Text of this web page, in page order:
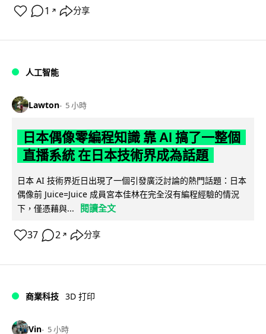
1 ↗ 分享
人工智能
Lawton 5 小時
日本偶像零編程知識 靠 AI 搞了一整個
直播系統 在日本技術界成為話題
日本 AI 技術界近日出現了一個引發廣泛討論的熱門話題：日本
偶像前 Juice=Juice 成員宮本佳林在完全沒有編程經驗的情況
下，僅憑藉與...
閱讀全文
37 2 ↗ 分享
商業科技 3D 打印
Vin 5 小時